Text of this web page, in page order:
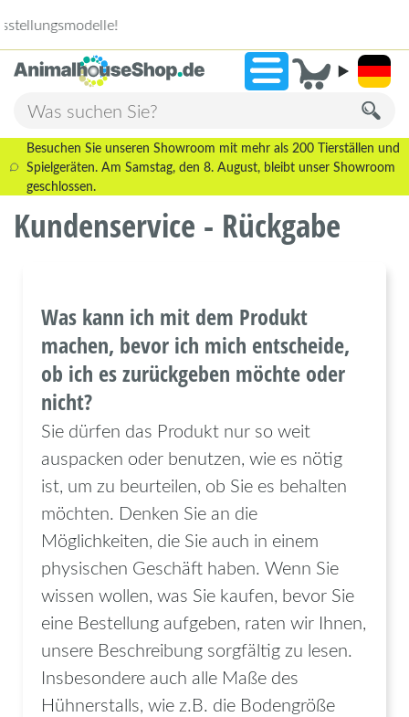
»2.238 Bewertungen!
Besuchen Sie unseren Showroom mit mehr als 200 Tierställen und
Spielgeräten. Am Samstag, den 8. August, bleibt unser Showroom
geschlossen.
Kundenservice - Rückgabe
Was kann ich mit dem Produkt
machen, bevor ich mich entscheide,
ob ich es zurückgeben möchte oder
nicht?
Sie dürfen das Produkt nur so weit
auspacken oder benutzen, wie es nötig
ist, um zu beurteilen, ob Sie es behalten
möchten. Denken Sie an die
Möglichkeiten, die Sie auch in einem
physischen Geschäft haben. Wenn Sie
wissen wollen, was Sie kaufen, bevor Sie
eine Bestellung aufgeben, raten wir Ihnen,
unsere Beschreibung sorgfältig zu lesen.
Insbesondere auch alle Maße des
Hühnerstalls, wie z.B. die Bodengröße